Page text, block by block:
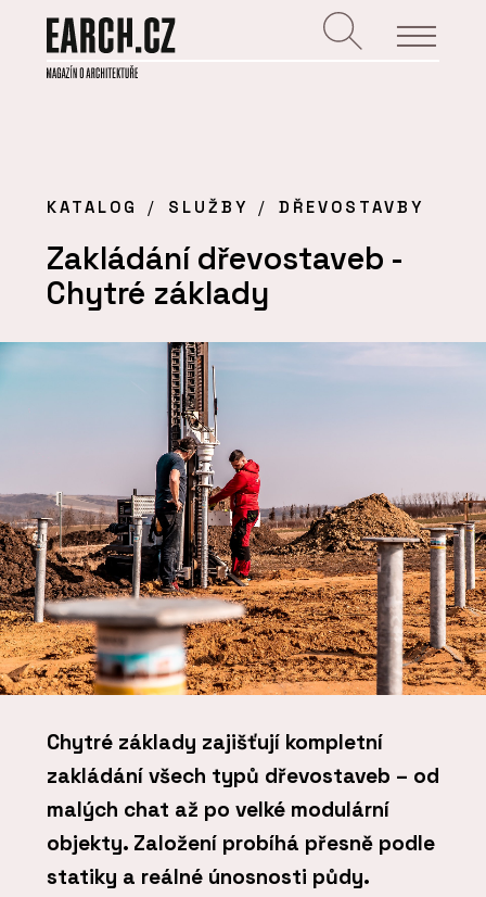
KATALOG SLUŽBY DŘEVOSTAVBY
Zakládání dřevostaveb -
Chytré základy
Chytré základy zajišťují kompletní
zakládání všech typů dřevostaveb – od
malých chat až po velké modulární
objekty. Založení probíhá přesně podle
statiky a reálné únosnosti půdy.